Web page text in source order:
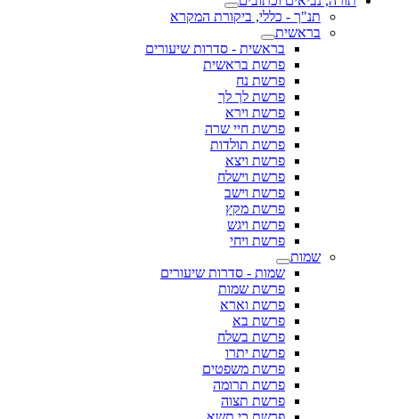
תנ"ך - כללי, ביקורת המקרא
בראשית
בראשית - סדרות שיעורים
פרשת בראשית
פרשת נח
פרשת לך לך
פרשת וירא
פרשת חיי שרה
פרשת תולדות
פרשת ויצא
פרשת וישלח
פרשת וישב
פרשת מקץ
פרשת ויגש
פרשת ויחי
שמות
שמות - סדרות שיעורים
פרשת שמות
פרשת וארא
פרשת בא
פרשת בשלח
פרשת יתרו
פרשת משפטים
פרשת תרומה
פרשת תצוה